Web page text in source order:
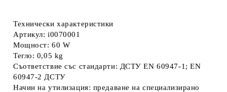
Технически характеристики
Артикул: i0070001
Мощност: 60 W
Тегло: 0,05 kg
Съответствие със стандарти: ДСТУ EN 60947-1; EN
60947-2 ДСТУ
Начин на утилизация: предаване на специализирано